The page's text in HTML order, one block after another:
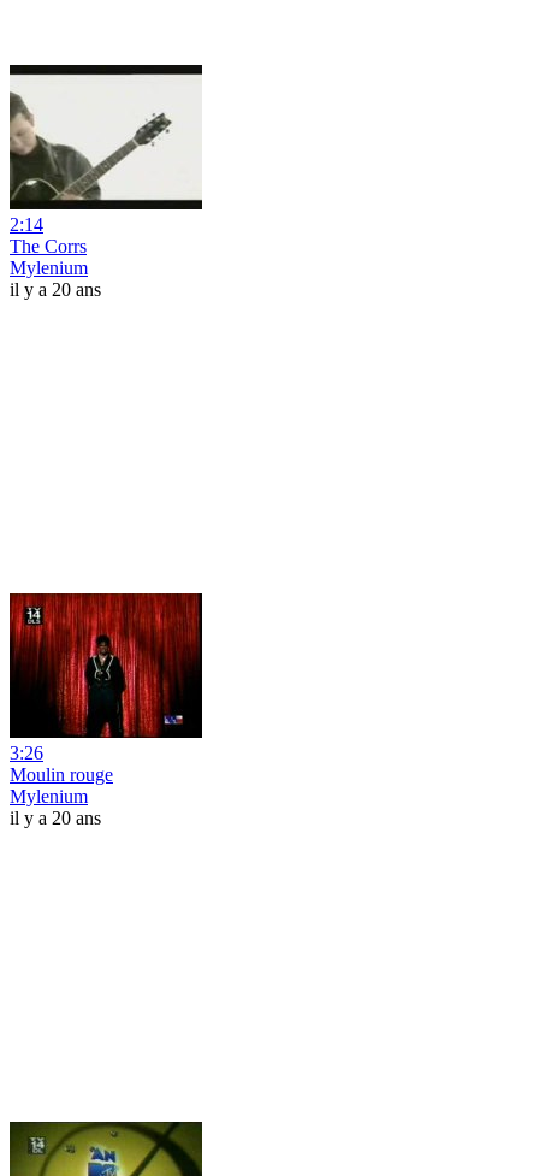
2:14
The Corrs
Mylenium
il y a 20 ans
3:26
Moulin rouge
Mylenium
il y a 20 ans